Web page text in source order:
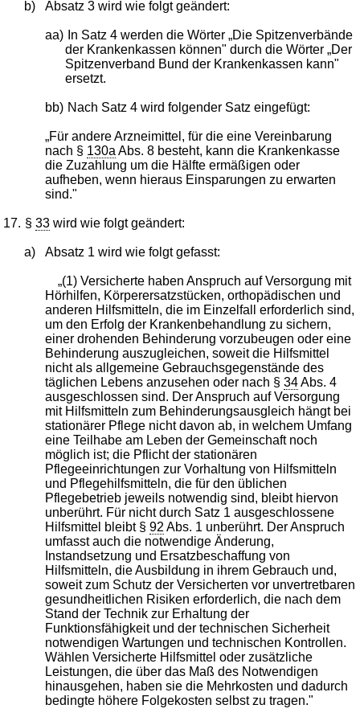
b) Absatz 3 wird wie folgt geändert:
aa)
In Satz 4 werden die Wörter „Die Spitzenverbände
der Krankenkassen können" durch die Wörter „Der
Spitzenverband Bund der Krankenkassen kann"
ersetzt.
bb) Nach Satz 4 wird folgender Satz eingefügt:
„Für andere Arzneimittel, für die eine Vereinbarung
nach § 130a Abs. 8 besteht, kann die Krankenkasse
die Zuzahlung um die Hälfte ermäßigen oder
aufheben, wenn hieraus Einsparungen zu erwarten
sind."
17. §33 wird wie folgt geändert:
a) Absatz 1 wird wie folgt gefasst:
„(1) Versicherte haben Anspruch auf Versorgung mit
Hörhilfen, Körperersatzstücken, orthopädischen und
anderen Hilfsmitteln, die im Einzelfall erforderlich sind,
um den Erfolg der Krankenbehandlung zu sichern,
einer drohenden Behinderung vorzubeugen oder eine
Behinderung auszugleichen, soweit die Hilfsmittel
nicht als allgemeine Gebrauchsgegenstände des
täglichen Lebens anzusehen oder nach § 34Abs. 4
ausgeschlossen sind. Der Anspruch auf Versorgung
mit Hilfsmitteln zum Behinderungsausgleich hängt bei
stationärer Pflege nicht davon ab, in welchem Umfang
eine Teilhabe am Leben der Gemeinschaft noch
möglich ist; die Pflicht der stationären
Pflegeeinrichtungen zur Vorhaltung von Hilfsmitteln
und Pflegehilfsmitteln, die für den üblichen
Pflegebetrieb jeweils notwendig sind, bleibt hiervon
unberührt. Für nicht durch Satz 1 ausgeschlossene
Hilfsmittel bleibt § 92 Abs. 1 unberührt. Der Anspruch
umfasst auch die notwendige Änderung,
Instandsetzung und Ersatzbeschaffung von
Hilfsmitteln, die Ausbildung in ihrem Gebrauch und,
soweit zum Schutz der Versicherten vor unvertretbaren
gesundheitlichen Risiken erforderlich, die nach dem
Stand der Technik zur Erhaltung der
Funktionsfähigkeit und der technischen Sicherheit
notwendigen Wartungen und technischen Kontrollen.
Wählen Versicherte Hilfsmittel oder zusätzliche
Leistungen, die über das Maß des Notwendigen
hinausgehen, haben sie die Mehrkosten und dadurch
bedingte höhere Folgekosten selbst zu tragen."